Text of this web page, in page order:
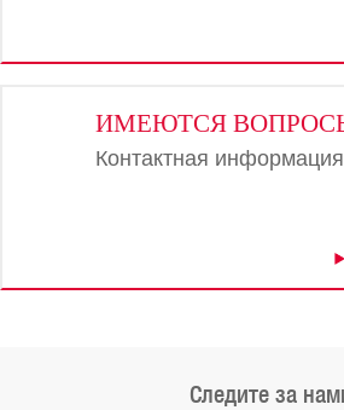
ИМЕЮТСЯ
Контактная информация
Следите за